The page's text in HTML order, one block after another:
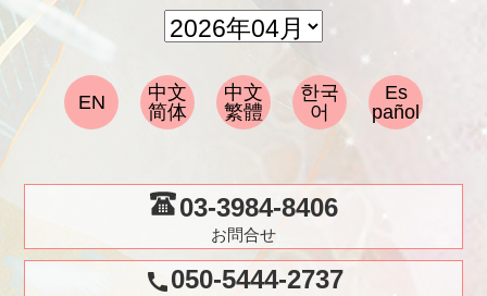
EN
中文
简体
中文
繁體
한국
어
Es
pañol
03-3984-8406
お問合せ
call050-5444-2737